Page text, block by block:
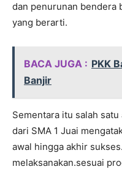
dan penurunan bendera
yang berarti.
BACA JUGA : PKK
Banjir
Sementara itu salah
dari SMA 1 Juai
awal hingga akhir
melaksanakan.sesuai